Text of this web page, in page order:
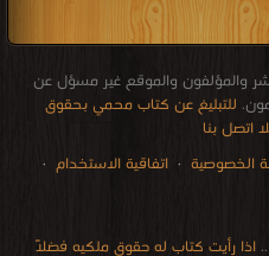
والمؤلفون والموقع غير مسؤل عن
للتبليغ عن كتاب محمي بحقوق
اتصل بنا
الخصوصية · اتفاقية الاستخدام ·
..اذا رأيت كتاب له حقوق ملكيه فضلاً